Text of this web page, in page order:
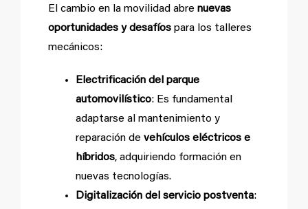
El cambio en la movilidad abre nuevas
oportunidades y desafíos para los talleres
mecánicos:
Electrificación del parque
automovilístico: Es fundamental
adaptarse al mantenimiento y
reparación de vehículos eléctricos e
híbridos, adquiriendo formación en
nuevas tecnologías.
Digitalización del servicio postventa: